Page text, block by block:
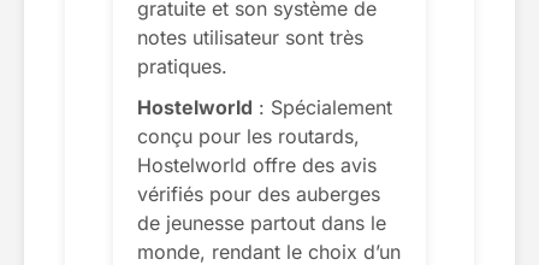
gratuite et son système de
notes utilisateur sont très
pratiques.
Hostelworld : Spécialement
conçu pour les routards,
Hostelworld offre des avis
vérifiés pour des auberges
de jeunesse partout dans le
monde, rendant le choix d’un